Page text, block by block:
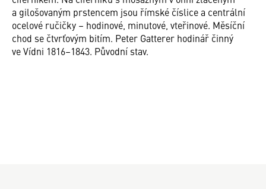
a gilošovaným prstencem jsou římské číslice a centrální
ocelové ručičky – hodinové, minutové, vteřinové. Měsíční
chod se čtvrťovým bitím. Peter Gatterer hodinář činný
ve Vídni 1816–1843. Původní stav.